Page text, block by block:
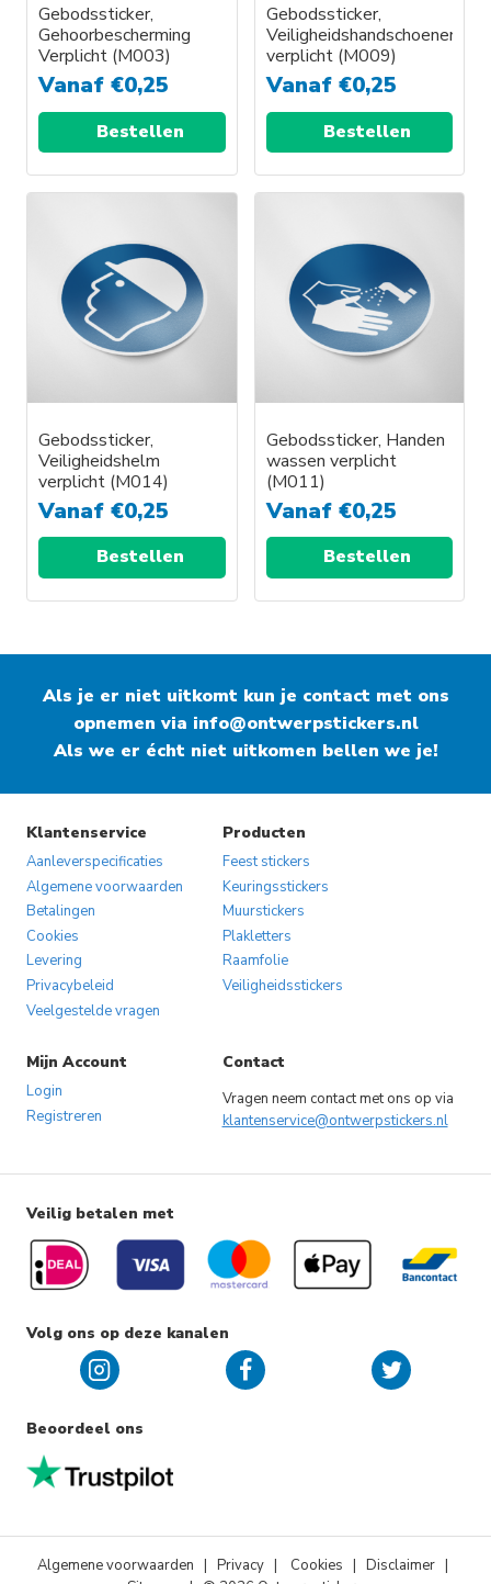
Gebodssticker,
Gehoorbescherming
Verplicht (M003)
Vanaf €0,25
Bestellen
Gebodssticker,
Veiligheidshandschoenen
verplicht (M009)
Vanaf €0,25
Bestellen
Gebodssticker,
Veiligheidshelm
verplicht (M014)
Vanaf €0,25
Bestellen
Gebodssticker, Handen
wassen verplicht
(M011)
Vanaf €0,25
Bestellen
Als je er niet uitkomt kun je contact met ons
opnemen via info@ontwerpstickers.nl
Als we er écht niet uitkomen bellen we je!
Klantenservice
Aanleverspecificaties
Algemene voorwaarden
Betalingen
Cookies
Levering
Privacybeleid
Veelgestelde vragen
Producten
Feest stickers
Keuringsstickers
Muurstickers
Plakletters
Raamfolie
Veiligheidsstickers
Mijn Account
Login
Registreren
Contact
Vragen neem contact met ons op via
klantenservice@ontwerpstickers.nl
Veilig betalen met
Volg ons op deze kanalen
Beoordeel ons
Algemene voorwaarden | Privacy | Cookies | Disclaimer |